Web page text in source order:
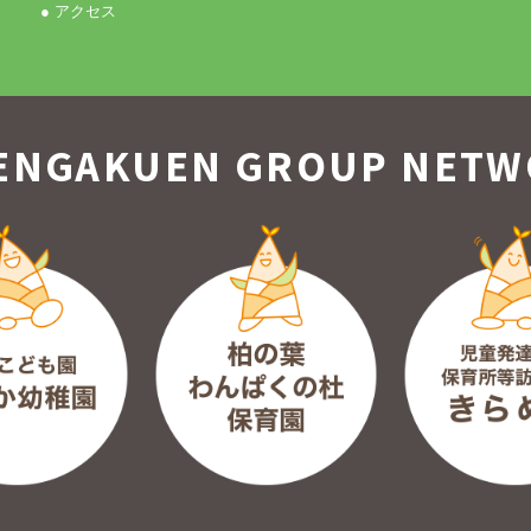
● アクセス
GROUP